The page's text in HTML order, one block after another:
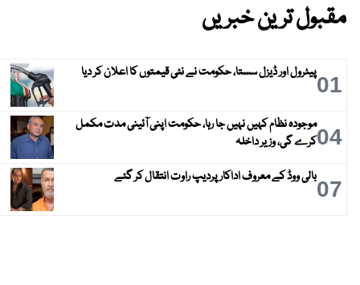
مقبول ترین خبریں
01پیٹرول اور ڈیزل سستا، حکومت نے نئی قیمتوں کا اعلان کر دیا
04موجودہ نظام کہیں نہیں جا رہا، حکومت اپنی آئینی مدت مکمل
کرے گی، وزیر داخلہ
07بالی ووڈ کے معروف اداکار پردیپ راوت انتقال کر گئے